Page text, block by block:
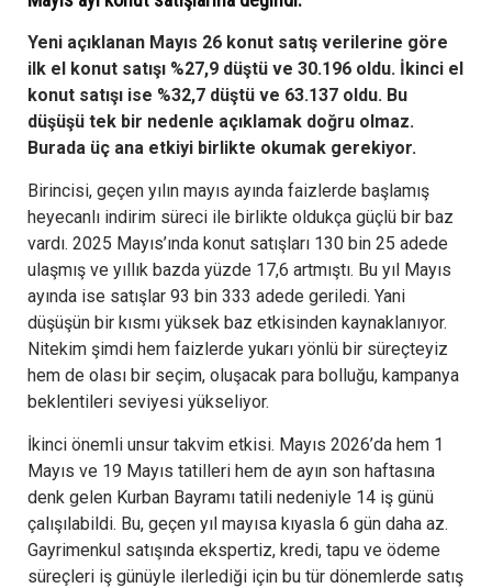
Yeni açıklanan Mayıs 26 konut satış verilerine göre
ilk el konut satışı %27,9 düştü ve 30.196 oldu. İkinci el
konut satışı ise %32,7 düştü ve 63.137 oldu. Bu
düşüşü tek bir nedenle açıklamak doğru olmaz.
Burada üç ana etkiyi birlikte okumak gerekiyor.
Birincisi, geçen yılın mayıs ayında faizlerde başlamış
heyecanlı indirim süreci ile birlikte oldukça güçlü bir baz
vardı. 2025 Mayıs’ında konut satışları 130 bin 25 adede
ulaşmış ve yıllık bazda yüzde 17,6 artmıştı. Bu yıl Mayıs
ayında ise satışlar 93 bin 333 adede geriledi. Yani
düşüşün bir kısmı yüksek baz etkisinden kaynaklanıyor.
Nitekim şimdi hem faizlerde yukarı yönlü bir süreçteyiz
hem de olası bir seçim, oluşacak para bolluğu, kampanya
beklentileri seviyesi yükseliyor.
İkinci önemli unsur takvim etkisi. Mayıs 2026’da hem 1
Mayıs ve 19 Mayıs tatilleri hem de ayın son haftasına
denk gelen Kurban Bayramı tatili nedeniyle 14 iş günü
çalışılabildi. Bu, geçen yıl mayısa kıyasla 6 gün daha az.
Gayrimenkul satışında ekspertiz, kredi, tapu ve ödeme
süreçleri iş günüyle ilerlediği için bu tür dönemlerde satış